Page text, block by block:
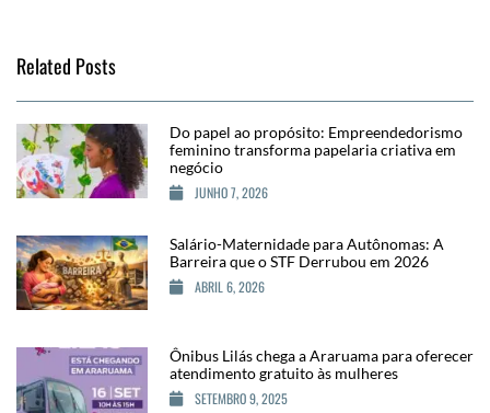
Related Posts
Do papel ao propósito: Empreendedorismo
feminino transforma papelaria criativa em
negócio
JUNHO 7, 2026
Salário-Maternidade para Autônomas: A
Barreira que o STF Derrubou em 2026
ABRIL 6, 2026
Ônibus Lilás chega a Araruama para oferecer
atendimento gratuito às mulheres
SETEMBRO 9, 2025